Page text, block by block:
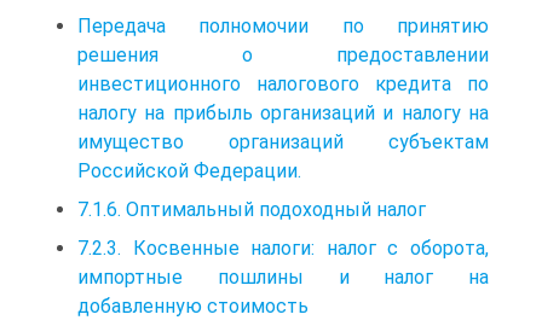
Передача полномочии по принятию
решения о предоставлении
инвестиционного налогового кредита по
налогу на прибыль организаций и налогу на
имущество организаций субъектам
Российской Федерации.
7.1.6. Оптимальный подоходный налог
7.2.3. Косвенные налоги: налог с оборота,
импортные пошлины и налог на
добавленную стоимость